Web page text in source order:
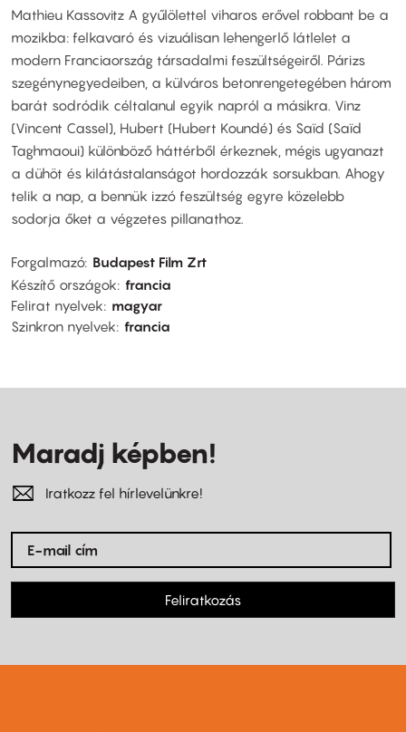
Mathieu Kassovitz A gyűlölettel viharos erővel robbant be a
mozikba: felkavaró és vizuálisan lehengerlő látlelet a
modern Franciaország társadalmi feszültségeiről. Párizs
szegénynegyedeiben, a külváros betonrengetegében három
barát sodródik céltalanul egyik napról a másikra. Vinz
(Vincent Cassel), Hubert (Hubert Koundé) és Saïd (Saïd
Taghmaoui) különböző háttérből érkeznek, mégis ugyanazt
a dühöt és kilátástalanságot hordozzák sorsukban. Ahogy
telik a nap, a bennük izzó feszültség egyre közelebb
sodorja őket a végzetes pillanathoz.
Forgalmazó Budapest Film Zrt
Készítő országok francia
Felirat nyelvek
magyar
Szinkron nyelvek francia
Maradj képben!
Iratkozz fel hírlevelünkre!
Feliratkozás